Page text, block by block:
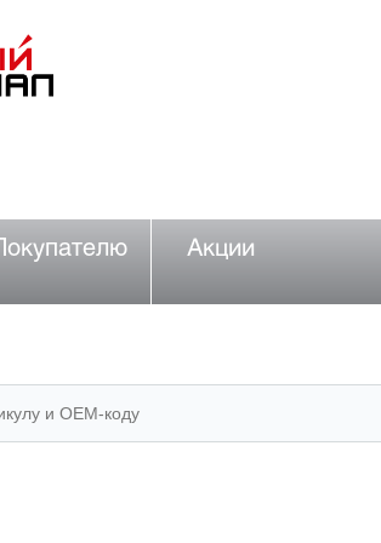
Покупателю Акции